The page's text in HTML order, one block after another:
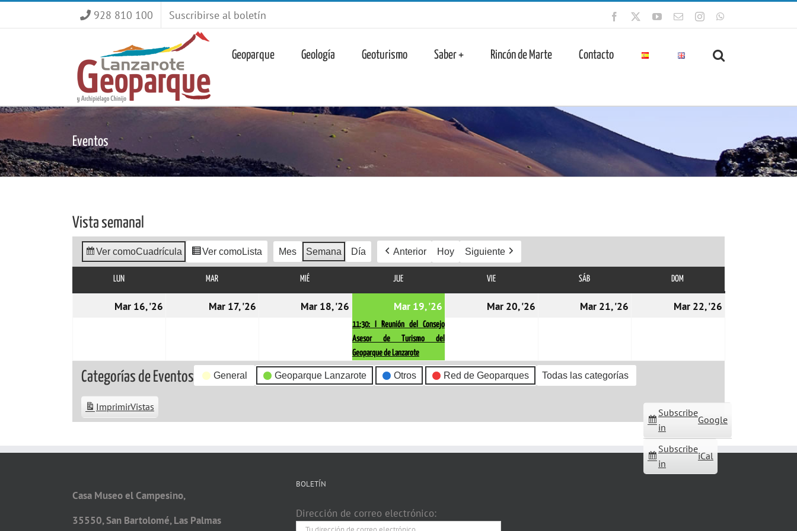
928 810 100 Suscribirse al boletín Facebook YouTube
CorreoInstagram
Geoparque Geología Geoturismo Saber + Rincón de Marte Contacto
Eventos
Vista semanal
Ver comoCuadrícula Ver comoLista Mes Semana Día Anterior Hoy Siguiente
LUNLUNES MARMARTES MIÉ JUEJUEVES VIEVIERNES SÁBSÁBADO DOM
Mar 16, '26 16/03/2026Mar 17, '26 17/03/2026Mar 18, '26 18/03/2026Mar 19, '26 19/03/2026
event)
11:30: I Reunión del Consejo
Asesor de Turismo del
Geoparque de Lanzarote
Mar 20, '26 20/03/2026Mar 21, '26 21/03/2026Mar 22, '26
Categorías de Eventos General Geoparque Lanzarote Otros Red de Geoparques Todas las categorías
Subscribe
in
Google
Subscribe
in
iCal
ImprimirVistas
Casa Museo el Campesino,
35550, San Bartolomé, Las Palmas
BOLETÍN
Dirección de correo electrónico: